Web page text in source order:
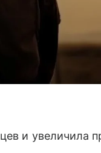
и увеличила